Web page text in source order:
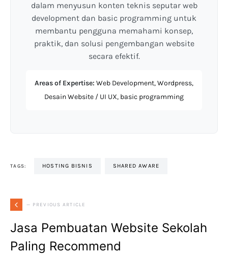
dalam menyusun konten teknis seputar web
development dan basic programming untuk
membantu pengguna memahami konsep,
praktik, dan solusi pengembangan website
secara efektif.
Areas of Expertise: Web Development, Wordpress,
Desain Website / UI UX, basic programming
TAGS: HOSTING BISNIS SHARED AWARE
— PREVIOUS ARTICLE
Jasa Pembuatan Website Sekolah
Paling Recommend